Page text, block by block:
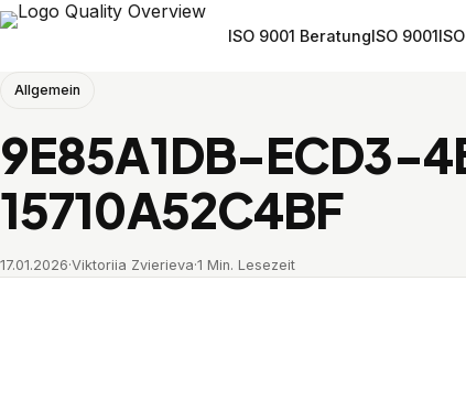
ISO 9001 BeratungISO 9001
Allgemein
9E85A1DB-ECD3-
15710A52C4BF
17.01.2026·Viktoriia Zvierieva·1 Min. Lesezeit